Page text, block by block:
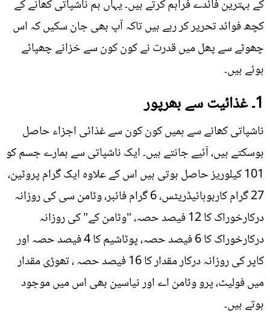
کے بہترین فائدے فراہم کرتے ہیں۔ یہاں ہم ناشپاتی کھانے کے
کچھ فوائد تحریر کر رہے ہیں تاکہ آپ بھی جان سکیں کہ اس
چھوٹے سے پھل میں قدرت نے کون کون سے خزانے چھپائے
ہوئے ہیں۔
1۔ غذائیت سے بھرپور
ناشپاتی کھانے سے ہمیں کون کون سے غذائی اجزاء حاصل
ہوسکتے ہیں، آئیے جانتے ہیں۔ ایک ناشپاتی سے ہمارے جسم کو
101 کیلوریز حاصل ہوتی ہیں اس کے علاوہ ایک گرام پروٹین،
27 گرام کاربوہائیڈریٹس، 6 گرام فائبر، وٹامن سی کی روزانہ
درکارخوراک کا 12 فیصد حصہ، "وٹامن کے" کی روزانہ
درکارخوراک کا 6 فیصد حصہ، پوٹاشیم کا 4 فیصد حصہ اور
کاپر کی روزانہ درکار مقدار کا 16 فیصد حصہ ، تھوڑی مقدار
میں فولیٹ، پرو وٹامن اے اور نیاسین بھی اس میں موجود
ہوتے ہیں۔